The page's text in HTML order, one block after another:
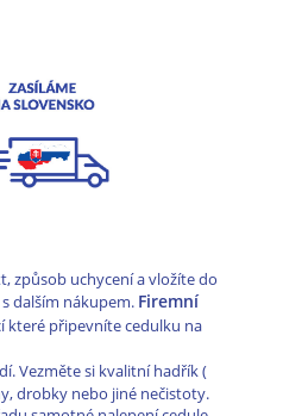
způsob uchycení a vložíte do
dalším nákupem. Firemní
které připevníte cedulku na
Vezměte si kvalitní hadřík (
drobky nebo jiné nečistoty.